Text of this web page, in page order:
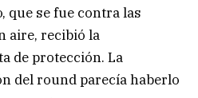
que se fue contra las
aire, recibió la
de protección. La
del round parecía haberlo